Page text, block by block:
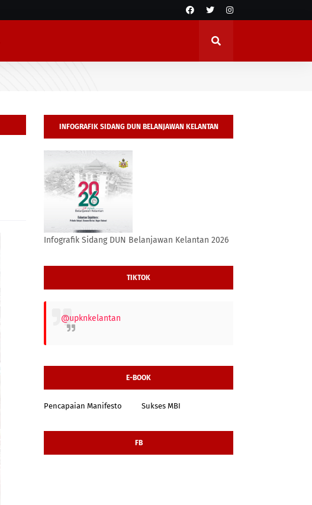
INFOGRAFIK SIDANG DUN BELANJAWAN KELANTAN
2026
Infografik Sidang DUN Belanjawan Kelantan 2026
TIKTOK
@upknkelantan
E-BOOK
Pencapaian Manifesto Sukses MBI
FB